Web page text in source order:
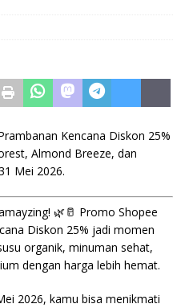
Kencana Diskon 25%
Almond Breeze, dan
Mei 2026.
🌿🥛 Promo Shopee
Diskon 25% jadi momen
organik, minuman sehat,
dengan harga lebih hemat.
2026, kamu bisa menikmati